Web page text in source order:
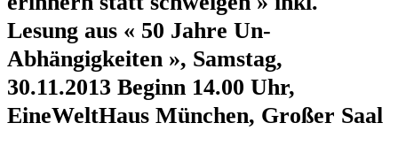
Lesung aus « 50 Jahre Un-
Abhängigkeiten », Samstag,
30.11.2013 Beginn 14.00 Uhr,
EineWeltHaus München, Großer Saal